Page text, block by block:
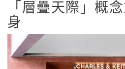
「層疊天際」概
身